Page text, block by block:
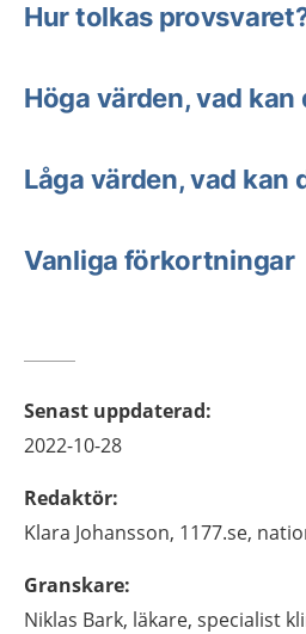
Hur tolkas
Höga värden, vad kan
Låga värden, vad kan
Vanliga förkortningar
Senast uppdaterad:
2022-10-28
Redaktör:
Klara Johansson, 1177.se,
Granskare:
Niklas Bark, läkare, specialist